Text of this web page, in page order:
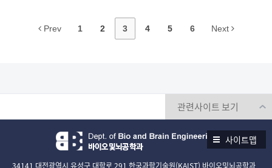
Prev 1 2 3 4 5 6 Next
사이트맵
34141 대전광역시 유성구 대학로 291 한국과학기술원(KAIST) 바이오및뇌공학과